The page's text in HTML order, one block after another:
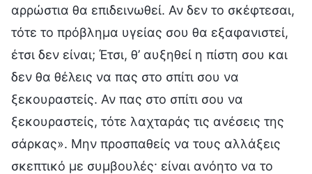
αρρώστια θα επιδεινωθεί. Αν δεν το σκέφτεσαι,
τότε το πρόβλημα υγείας σου θα εξαφανιστεί,
έτσι δεν είναι; Έτσι, θ’ αυξηθεί η πίστη σου και
δεν θα θέλεις να πας στο σπίτι σου να
ξεκουραστείς. Αν πας στο σπίτι σου να
ξεκουραστείς, τότε λαχταράς τις ανέσεις της
σάρκας». Μην προσπαθείς να τους αλλάξεις
σκεπτικό με συμβουλές· είναι ανόητο να το